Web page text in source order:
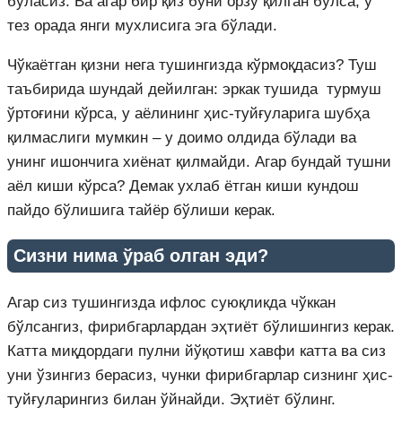
тез орада янги мухлисига эга бўлади.
Чўкаётган қизни нега тушингизда кўрмоқдасиз? Туш
таъбирида шундай дейилган: эркак тушида турмуш
ўртоғини кўрса, у аёлининг ҳис-туйғуларига шубҳа
қилмаслиги мумкин – у доимо олдида бўлади ва
унинг ишончига хиёнат қилмайди. Агар бундай тушни
аёл киши кўрса? Демак ухлаб ётган киши кундош
пайдо бўлишига тайёр бўлиши керак.
Сизни нима ўраб олган эди?
Агар сиз тушингизда ифлос суюқликда чўккан
бўлсангиз, фирибгарлардан эҳтиёт бўлишингиз керак.
Катта миқдордаги пулни йўқотиш хавфи катта ва сиз
уни ўзингиз берасиз, чунки фирибгарлар сизнинг ҳис-
туйғуларингиз билан ўйнайди. Эҳтиёт бўлинг.